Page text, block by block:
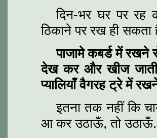
दिन-भर घर पर
ठिकाने पर रख ही सकता
पाजामे कबर्ड में रखने
देख कर और खीज
प्यालियाँ वैगरह ट्रे में
इतना तक नहीं कि
आ कर उठाऊँ, तो